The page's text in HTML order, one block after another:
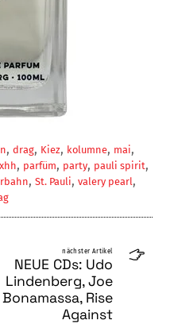
, drag, Kiez, kolumne, mai,
, parfüm, party, pauli spirit,
, St. Pauli, valery pearl,
nächster Artikel
NEUE CDs: Udo
Lindenberg, Joe
Bonamassa, Rise
Against